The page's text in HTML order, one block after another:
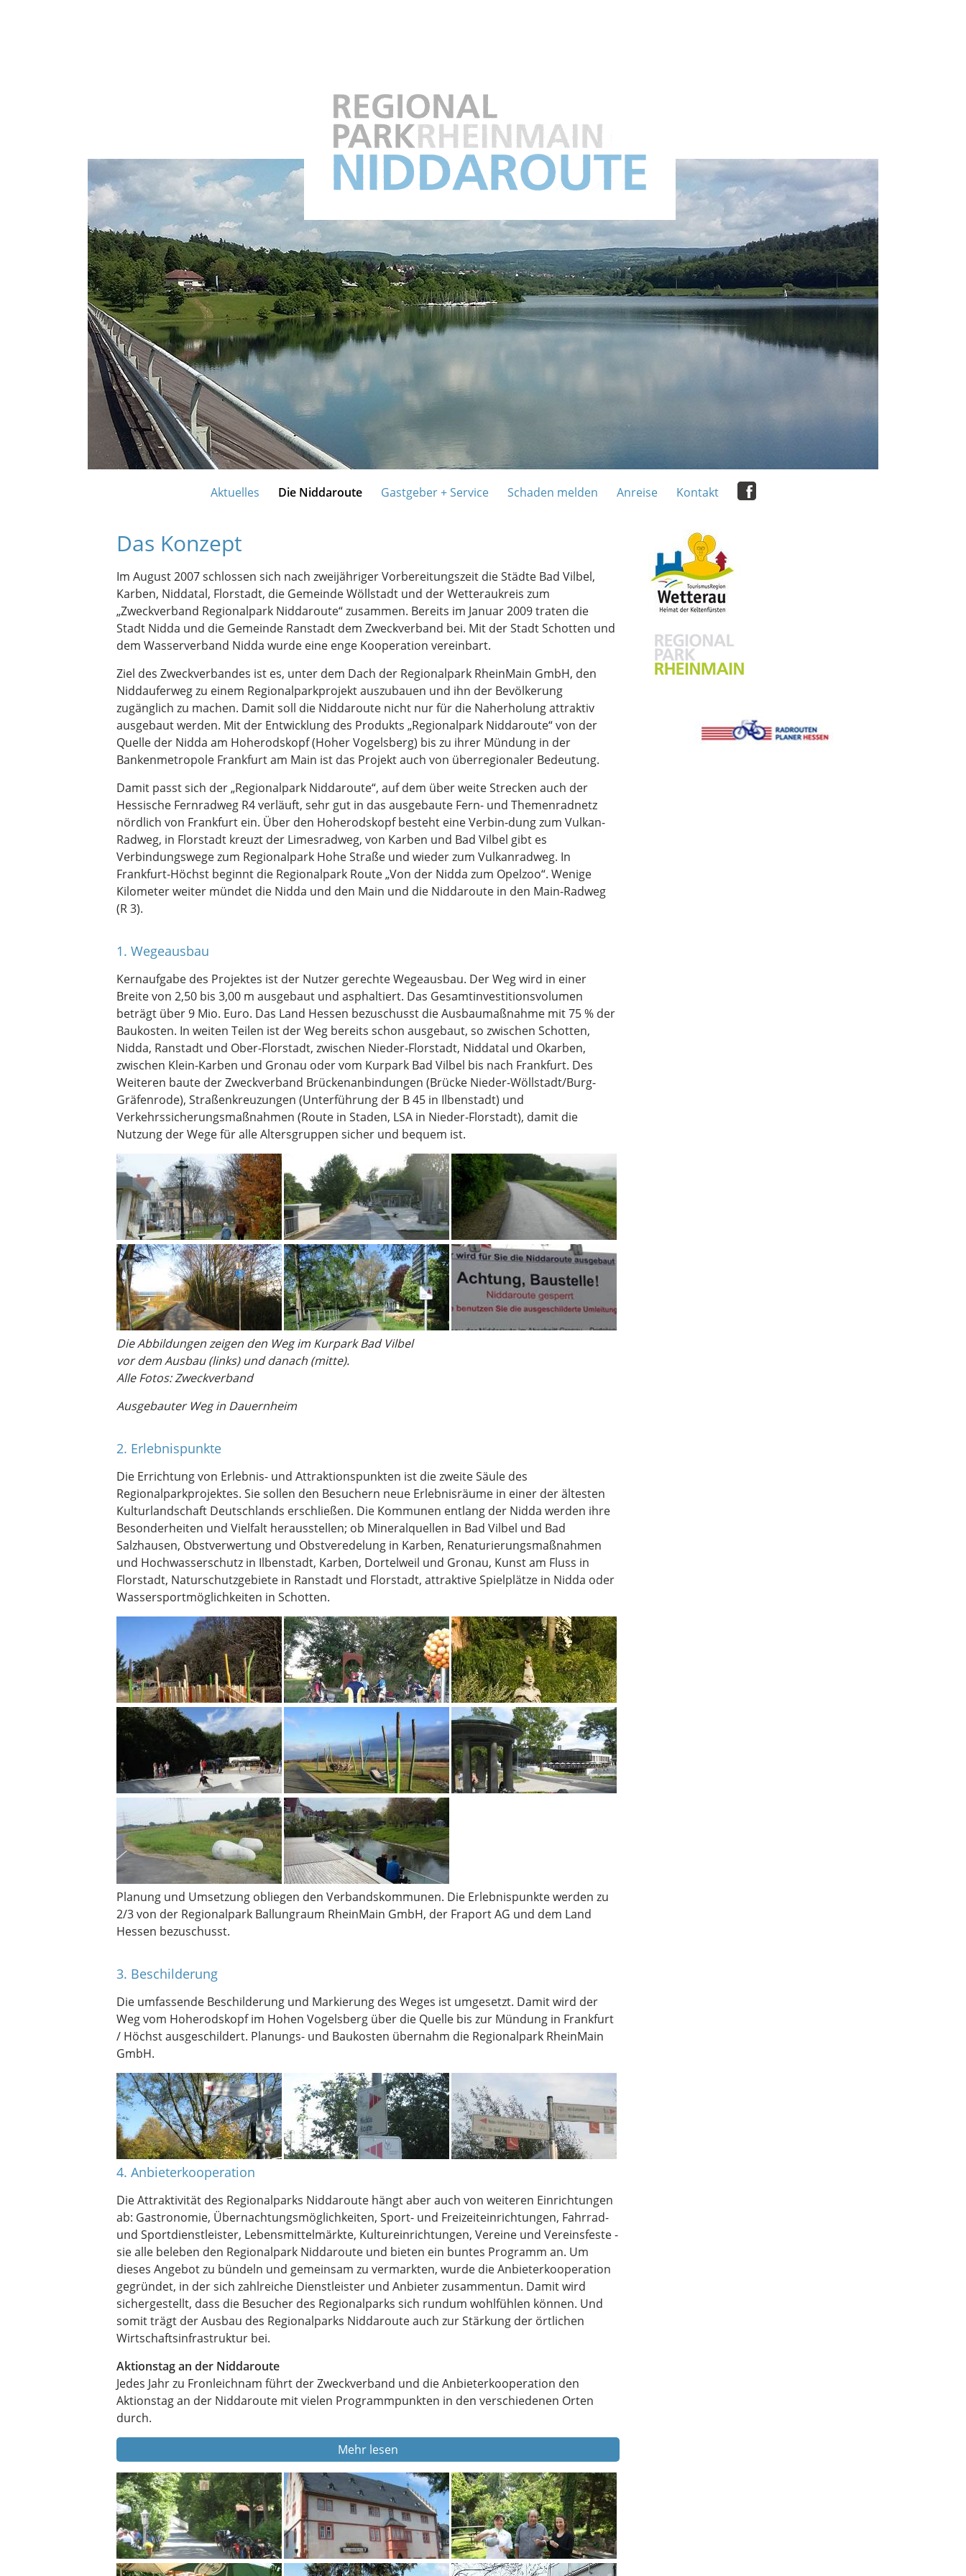
Aktuelles Die Niddaroute Gastgeber + Service Schaden melden Anreise Kontakt
Das Konzept
Im August 2007 schlossen sich nach zweijähriger Vorbereitungszeit die Städte Bad Vilbel,
Karben, Niddatal, Florstadt, die Gemeinde Wöllstadt und der Wetteraukreis zum
„Zweckverband Regionalpark Niddaroute“ zusammen. Bereits im Januar 2009 traten die
Stadt Nidda und die Gemeinde Ranstadt dem Zweckverband bei. Mit der Stadt Schotten und
dem Wasserverband Nidda wurde eine enge Kooperation vereinbart.
Ziel des Zweckverbandes ist es, unter dem Dach der Regionalpark RheinMain GmbH, den
Niddauferweg zu einem Regionalparkprojekt auszubauen und ihn der Bevölkerung
zugänglich zu machen. Damit soll die Niddaroute nicht nur für die Naherholung attraktiv
ausgebaut werden. Mit der Entwicklung des Produkts „Regionalpark Niddaroute“ von der
Quelle der Nidda am Hoherodskopf (Hoher Vogelsberg) bis zu ihrer Mündung in der
Bankenmetropole Frankfurt am Main ist das Projekt auch von überregionaler Bedeutung.
Damit passt sich der „Regionalpark Niddaroute“, auf dem über weite Strecken auch der
Hessische Fernradweg R4 verläuft, sehr gut in das ausgebaute Fern- und Themenradnetz
nördlich von Frankfurt ein. Über den Hoherodskopf besteht eine Verbin-dung zum Vulkan-
Radweg, in Florstadt kreuzt der Limesradweg, von Karben und Bad Vilbel gibt es
Verbindungswege zum Regionalpark Hohe Straße und wieder zum Vulkanradweg. In
Frankfurt-Höchst beginnt die Regionalpark Route „Von der Nidda zum Opelzoo“. Wenige
Kilometer weiter mündet die Nidda und den Main und die Niddaroute in den Main-Radweg
(R 3).
1. Wegeausbau
Kernaufgabe des Projektes ist der Nutzer gerechte Wegeausbau. Der Weg wird in einer
Breite von 2,50 bis 3,00 m ausgebaut und asphaltiert. Das Gesamtinvestitionsvolumen
beträgt über 9 Mio. Euro. Das Land Hessen bezuschusst die Ausbaumaßnahme mit 75 % der
Baukosten. In weiten Teilen ist der Weg bereits schon ausgebaut, so zwischen Schotten,
Nidda, Ranstadt und Ober-Florstadt, zwischen Nieder-Florstadt, Niddatal und Okarben,
zwischen Klein-Karben und Gronau oder vom Kurpark Bad Vilbel bis nach Frankfurt. Des
Weiteren baute der Zweckverband Brückenanbindungen (Brücke Nieder-Wöllstadt/Burg-
Gräfenrode), Straßenkreuzungen (Unterführung der B 45 in Ilbenstadt) und
Verkehrssicherungsmaßnahmen (Route in Staden, LSA in Nieder-Florstadt), damit die
Nutzung der Wege für alle Altersgruppen sicher und bequem ist.
Die Abbildungen zeigen den Weg im Kurpark Bad Vilbel
vor dem Ausbau (links) und danach (mitte).
Alle Fotos: Zweckverband
Ausgebauter Weg in Dauernheim
2. Erlebnispunkte
Die Errichtung von Erlebnis- und Attraktionspunkten ist die zweite Säule des
Regionalparkprojektes. Sie sollen den Besuchern neue Erlebnisräume in einer der ältesten
Kulturlandschaft Deutschlands erschließen. Die Kommunen entlang der Nidda werden ihre
Besonderheiten und Vielfalt herausstellen; ob Mineralquellen in Bad Vilbel und Bad
Salzhausen, Obstverwertung und Obstveredelung in Karben, Renaturierungsmaßnahmen
und Hochwasserschutz in Ilbenstadt, Karben, Dortelweil und Gronau, Kunst am Fluss in
Florstadt, Naturschutzgebiete in Ranstadt und Florstadt, attraktive Spielplätze in Nidda oder
Wassersportmöglichkeiten in Schotten.
Planung und Umsetzung obliegen den Verbandskommunen. Die Erlebnispunkte werden zu
2/3 von der Regionalpark Ballungraum RheinMain GmbH, der Fraport AG und dem Land
Hessen bezuschusst.
3. Beschilderung
Die umfassende Beschilderung und Markierung des Weges ist umgesetzt. Damit wird der
Weg vom Hoherodskopf im Hohen Vogelsberg über die Quelle bis zur Mündung in Frankfurt
/ Höchst ausgeschildert. Planungs- und Baukosten übernahm die Regionalpark RheinMain
GmbH.
4. Anbieterkooperation
Die Attraktivität des Regionalparks Niddaroute hängt aber auch von weiteren Einrichtungen
ab: Gastronomie, Übernachtungsmöglichkeiten, Sport- und Freizeiteinrichtungen, Fahrrad-
und Sportdienstleister, Lebensmittelmärkte, Kultureinrichtungen, Vereine und Vereinsfeste -
sie alle beleben den Regionalpark Niddaroute und bieten ein buntes Programm an. Um
dieses Angebot zu bündeln und gemeinsam zu vermarkten, wurde die Anbieterkooperation
gegründet, in der sich zahlreiche Dienstleister und Anbieter zusammentun. Damit wird
sichergestellt, dass die Besucher des Regionalparks sich rundum wohlfühlen können. Und
somit trägt der Ausbau des Regionalparks Niddaroute auch zur Stärkung der örtlichen
Wirtschaftsinfrastruktur bei.
Aktionstag an der Niddaroute
Jedes Jahr zu Fronleichnam führt der Zweckverband und die Anbieterkooperation den
Aktionstag an der Niddaroute mit vielen Programmpunkten in den verschiedenen Orten
durch.
Mehr lesen